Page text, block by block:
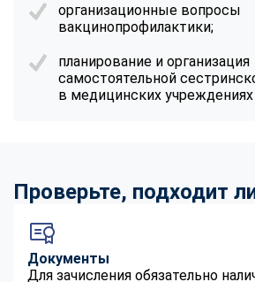
организационные вопросы
вакцинопрофилактики;
планирование и организация
самостоятельной
в медицинских учреждениях
Проверьте, подходит
Документы
Для зачисления обязательно